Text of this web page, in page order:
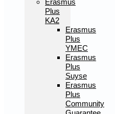
Erasmus
Plus
KA2
Erasmus
Plus
YMEC
Erasmus
Plus
Suyse
Erasmus
Plus
Community